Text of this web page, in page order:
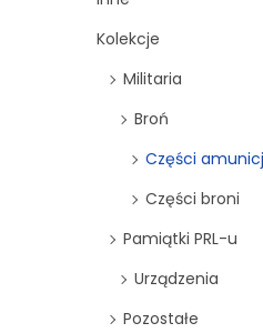
Kolekcje
Militaria
Broń
Części
Części broni
Pamiątki PRL-u
Urządzenia
Pozostałe